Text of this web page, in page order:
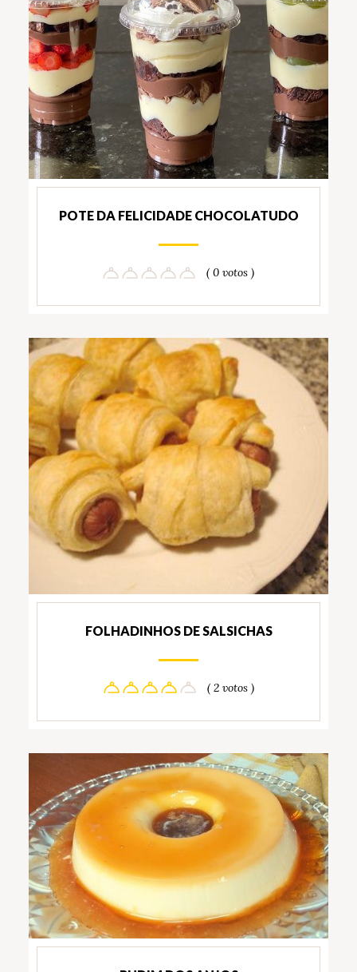
POTE DA FELICIDADE CHOCOLATUDO
( 0 votos )
FOLHADINHOS DE SALSICHAS
( 2 votos )